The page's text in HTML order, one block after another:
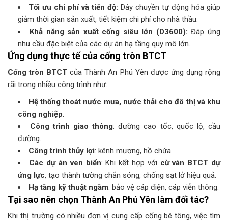
Tối ưu chi phí và tiến độ: Dây chuyền tự động hóa giúp
giảm thời gian sản xuất, tiết kiệm chi phí cho nhà thầu.
Khả năng sản xuất cống siêu lớn (D3600): Đáp ứng
nhu cầu đặc biệt của các dự án hạ tầng quy mô lớn.
Ứng dụng thực tế của cống tròn BTCT
Cống tròn BTCT của Thành An Phú Yên được ứng dụng rộng
rãi trong nhiều công trình như:
Hệ thống thoát nước mưa, nước thải cho đô thị và khu
công nghiệp.
Công trình giao thông: đường cao tốc, quốc lộ, cầu
đường.
Công trình thủy lợi: kênh mương, hồ chứa.
Các dự án ven biển: Khi kết hợp với cừ ván BTCT dự
ứng lực, tạo thành tường chắn sóng, chống sạt lở hiệu quả.
Hạ tầng kỹ thuật ngầm: bảo vệ cáp điện, cáp viễn thông.
Tại sao nên chọn Thành An Phú Yên làm đối tác?
Khi thị trường có nhiều đơn vị cung cấp cống bê tông, việc tìm